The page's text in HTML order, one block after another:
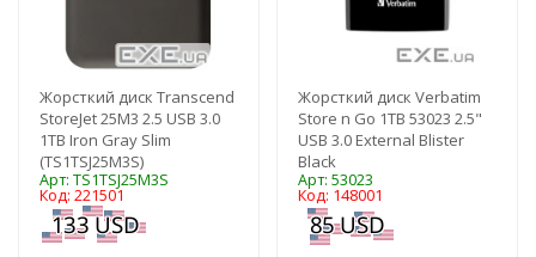
Жорсткий диск Transcend
StoreJet 25M3 2.5 USB 3.0
1TB Iron Gray Slim
(TS1TSJ25M3S)
Арт: TS1TSJ25M3S
Код: 221501
Жорсткий диск Verbatim
Store n Go 1TB 53023 2.5"
USB 3.0 External Blister
Black
Арт: 53023
Код: 148001